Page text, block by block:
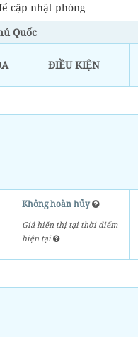
cập nhật phòng
Quốc
ĐIỀU KIỆN
Không hoàn hủy
Giá hiển thị tại thời điểm
hiện tại